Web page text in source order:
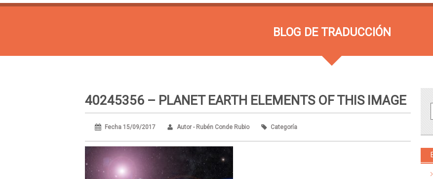
BLOG DE TRADUCCIÓN
40245356 – PLANET EARTH ELEMENTS OF THIS IMAGE
Fecha 15/09/2017 Autor - Rubén Conde Rubio Categoría